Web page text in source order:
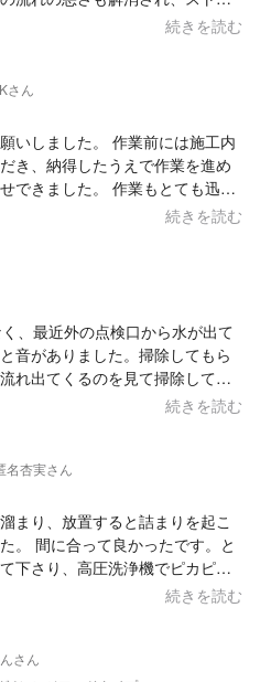
からない事、対処法など、知識の
願いしたいと思います。
続きを読む
さん
作業前には施工内
き、納得したうえで作業を進め
作業もとても迅速
を一緒に確認しながら説明して
ればぜひお
うございました。
続きを読む
、最近外の点検口から水が出て
音がありました。掃除してもら
れ出てくるのを見て掃除しても
に対応してもらい、また利用さ
続きを読む
名杏実さん
まり、放置すると詰まりを起こ
。 間に合って良かったです。と
下さり、高圧洗浄機でピカピカ
続きを読む
さん